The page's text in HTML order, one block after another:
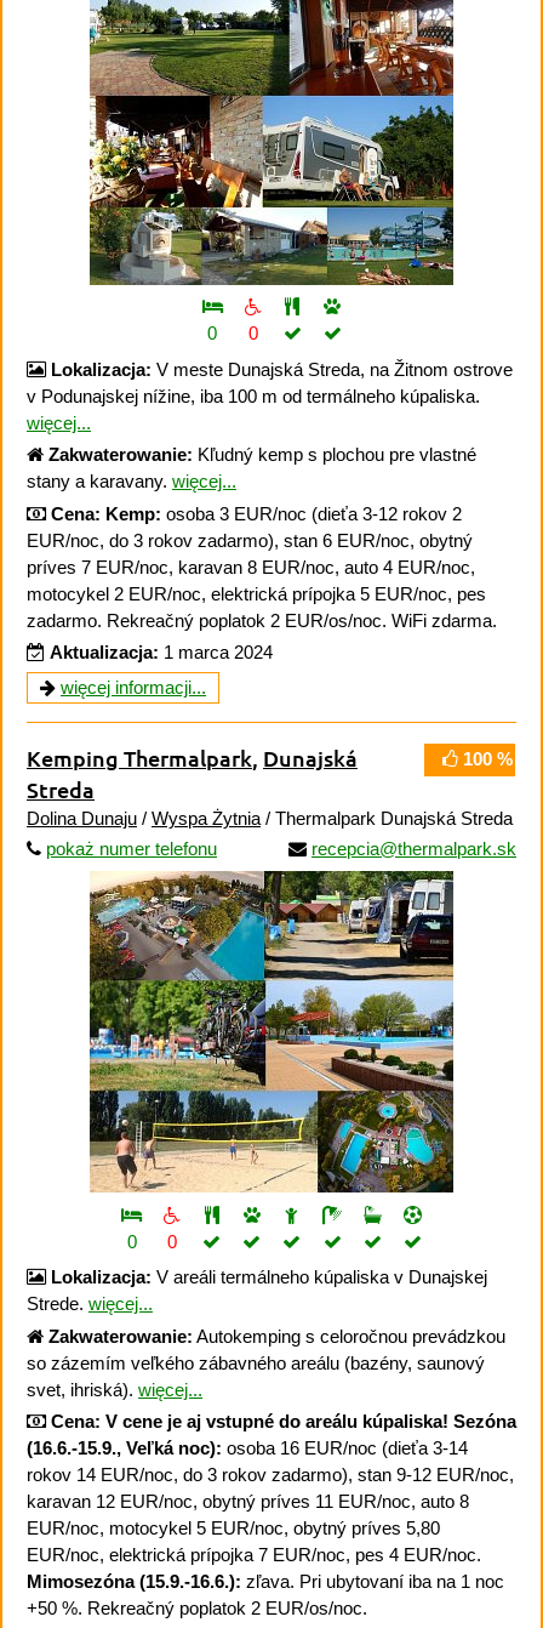
0
0
Lokalizacja: V meste Dunajská Streda, na Žitnom ostrove
v Podunajskej nížine, iba 100 m od termálneho kúpaliska.
więcej...
Zakwaterowanie: Kľudný kemp s plochou pre vlastné
stany a karavany. więcej...
Cena: Kemp: osoba 3 EUR/noc (dieťa 3-12 rokov 2
EUR/noc, do 3 rokov zadarmo), stan 6 EUR/noc, obytný
príves 7 EUR/noc, karavan 8 EUR/noc, auto 4 EUR/noc,
motocykel 2 EUR/noc, elektrická prípojka 5 EUR/noc, pes
zadarmo. Rekreačný poplatok 2 EUR/os/noc. WiFi zdarma.
Aktualizacja: 1 marca 2024
więcej informacji...
100 %
Kemping Thermalpark, Dunajská
Streda
Dolina Dunaju / Wyspa Żytnia / Thermalpark Dunajská Streda
pokaż numer telefonu
recepcia@thermalpark.sk
0
0
Lokalizacja: V areáli termálneho kúpaliska v Dunajskej
Strede. więcej...
Zakwaterowanie: Autokemping s celoročnou prevádzkou
so zázemím veľkého zábavného areálu (bazény, saunový
svet, ihriská). więcej...
Cena: V cene je aj vstupné do areálu kúpaliska! Sezóna
(16.6.-15.9., Veľká noc): osoba 16 EUR/noc (dieťa 3-14
rokov 14 EUR/noc, do 3 rokov zadarmo), stan 9-12 EUR/noc,
karavan 12 EUR/noc, obytný príves 11 EUR/noc, auto 8
EUR/noc, motocykel 5 EUR/noc, obytný príves 5,80
EUR/noc, elektrická prípojka 7 EUR/noc, pes 4 EUR/noc.
Mimosezóna (15.9.-16.6.): zľava. Pri ubytovaní iba na 1 noc
+50 %. Rekreačný poplatok 2 EUR/os/noc.